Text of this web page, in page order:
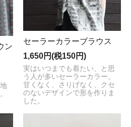
ン
セーラーカラーブラウス
1,650円(税150円)
実はいつまでも着たい、と思
う人が多いセーラーカラー。
甘くなく、さりげなく、クセ
のないデザインで形を作りま
した。